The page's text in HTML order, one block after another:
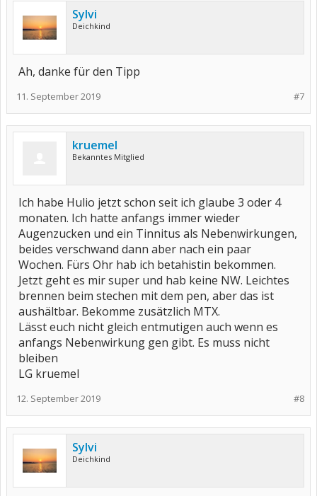
Sylvi
Deichkind
Ah, danke für den Tipp
#7
11. September 2019
kruemel
Bekanntes Mitglied
Ich habe Hulio jetzt schon seit ich glaube 3 oder 4
monaten. Ich hatte anfangs immer wieder
Augenzucken und ein Tinnitus als Nebenwirkungen,
beides verschwand dann aber nach ein paar
Wochen. Fürs Ohr hab ich betahistin bekommen.
Jetzt geht es mir super und hab keine NW. Leichtes
brennen beim stechen mit dem pen, aber das ist
aushältbar. Bekomme zusätzlich MTX.
Lässt euch nicht gleich entmutigen auch wenn es
anfangs Nebenwirkung gen gibt. Es muss nicht
bleiben
LG kruemel
#8
12. September 2019
Sylvi
Deichkind